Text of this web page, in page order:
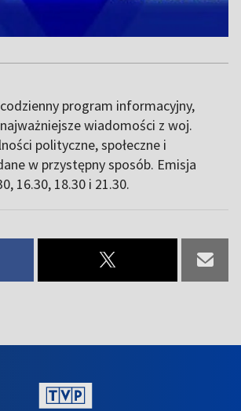
program informacyjny,
wiadomości z woj.
polityczne, społeczne i
w przystępny sposób. Emisja
16.30, 18.30 i 21.30.